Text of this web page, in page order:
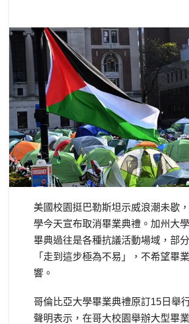
美國校園挺巴勒斯坦示威浪潮未歇
學今天宣布取消畢業典禮。加州大
畢典過往是各種抗議活動場域，部
「走到這步極為不易」，不希望畢
響。
哥倫比亞大學畢業典禮原訂15日舉
聲明表示，在哥大校園舉辦大型畢